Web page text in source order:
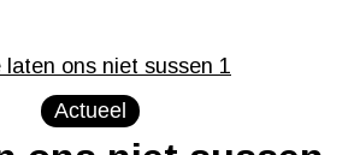
Actueel